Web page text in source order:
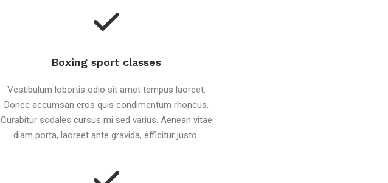
Boxing sport classes
Vestibulum lobortis odio sit amet tempus laoreet.
Donec accumsan eros quis condimentum rhoncus.
Curabitur sodales cursus mi sed varius. Aenean vitae
diam porta, laoreet ante gravida, efficitur justo.